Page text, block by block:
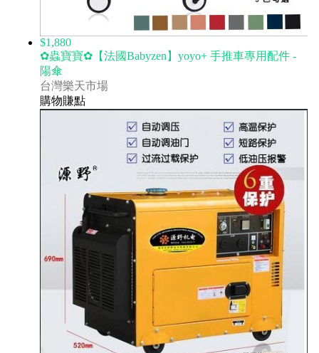
$1,880
✿蟲寶寶✿【法國Babyzen】yoyo+ 手推車專用配件 -
陽傘
台灣樂天市場
購物賺點